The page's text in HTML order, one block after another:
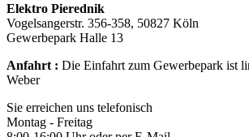
Elektro Pierednik
Vogelsangerstr. 356-358, 50827 Köln
Gewerbepark Halle 13
Anfahrt : Die Einfahrt zum Gewerbepark ist
Weber
Sie erreichen uns telefonisch
Montag - Freitag